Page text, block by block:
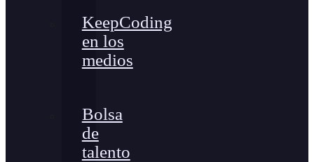
KeepCoding
en los
medios
Bolsa
de
talento